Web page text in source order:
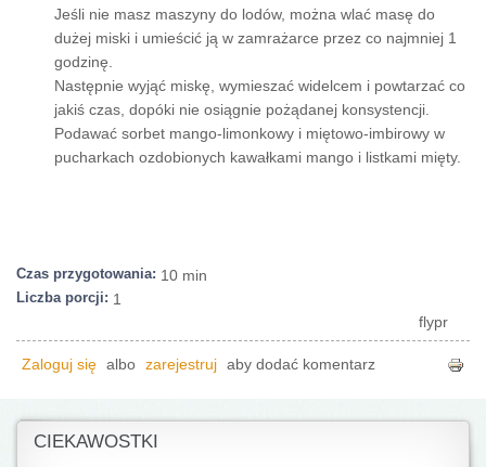
Jeśli nie masz maszyny do lodów, można wlać masę do
dużej miski i umieścić ją w zamrażarce przez co najmniej 1
godzinę.
Następnie wyjąć miskę, wymieszać widelcem i powtarzać co
jakiś czas, dopóki nie osiągnie pożądanej konsystencji.
Podawać sorbet mango-limonkowy i miętowo-imbirowy w
pucharkach ozdobionych kawałkami mango i listkami mięty.
Czas przygotowania: 10 min
Liczba porcji: 1
flypr
Zaloguj się albo zarejestruj aby dodać komentarz
CIEKAWOSTKI